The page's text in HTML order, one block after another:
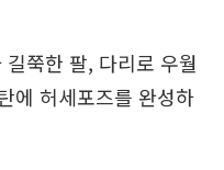
쭉한 팔, 다리로 우월
에 허세포즈를 완성하